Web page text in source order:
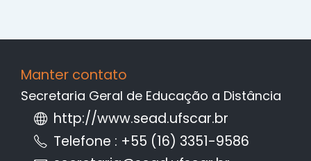
Manter contato
Secretaria Geral de Educação a Distância
http://www.sead.ufscar.br
Telefone : +55 (16) 3351-9586